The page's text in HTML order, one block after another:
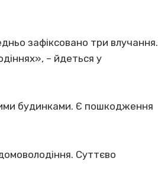
зафіксовано три влучання.
– йдеться у
будинками. Є пошкодження
Суттєво